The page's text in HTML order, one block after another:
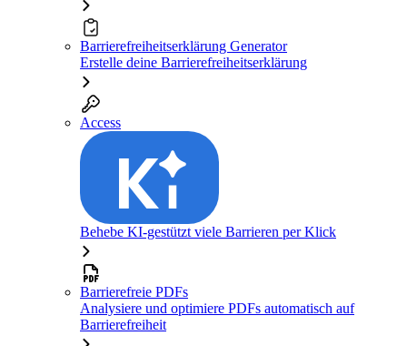
Barrierefreiheitserklärung Generator
Erstelle deine Barrierefreiheitserklärung
Access
Behebe KI-gestützt viele Barrieren per Klick
Barrierefreie PDFs
Analysiere und optimiere PDFs automatisch auf
Barrierefreiheit